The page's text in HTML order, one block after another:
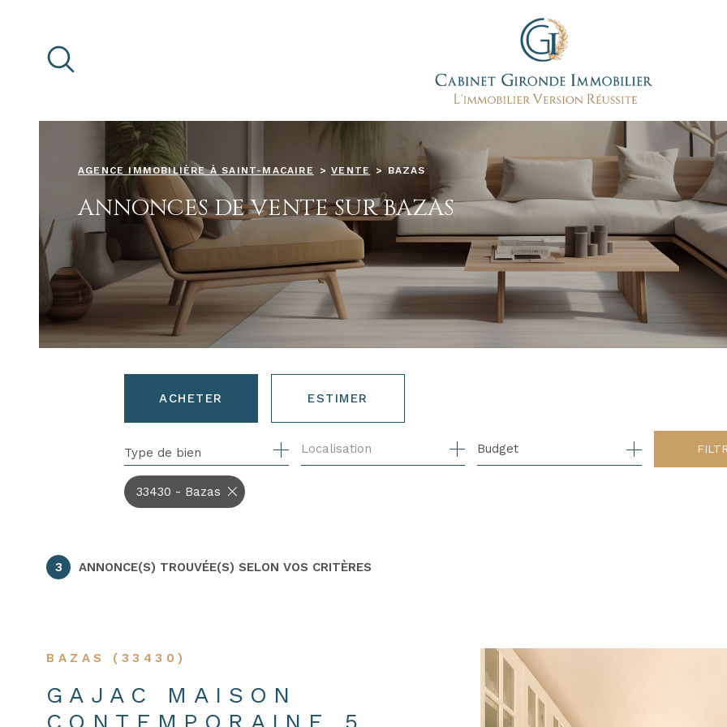
recherche
principal
contenu
AGENCE IMMOBILIÈRE À SAINT-MACAIRE VENTE BAZAS
ANNONCES DE VENTE SUR BAZAS
ACHETER
DE L'ANCIEN
DE L'IMMO PRO
ESTIMER
Type de bien Localisation Budget
33430 - Bazas
3 ANNONCE(S) TROUVÉE(S) SELON VOS CRITÈRES
BAZAS (33430)
GAJAC MAISON
CONTEMPORAINE 5